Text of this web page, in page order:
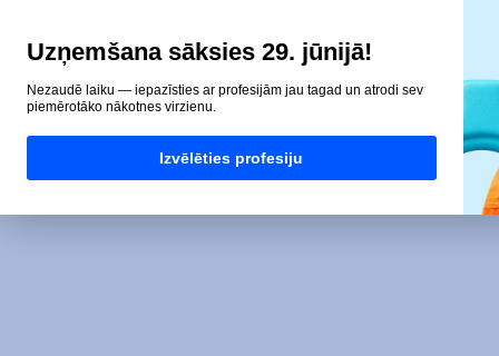
Uzņemšana sāksies 29. jūnijā!
Nezaudē laiku — iepazīsties ar profesijām jau tagad un atrodi sev
piemērotāko nākotnes virzienu.
Izvēlēties profesiju